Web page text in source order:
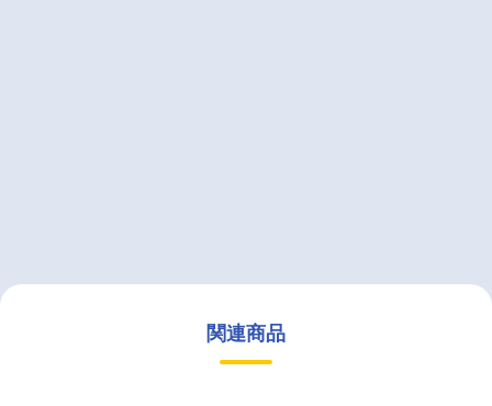
関連商品